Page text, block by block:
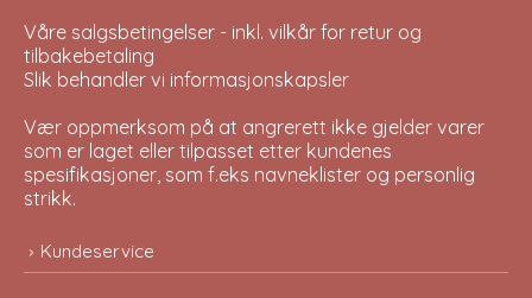
Våre salgsbetingelser - inkl. vilkår for retur og
tilbakebetaling
Slik behandler vi informasjonskapsler
Vær oppmerksom på at angrerett ikke gjelder varer
som er laget eller tilpasset etter kundenes
spesifikasjoner, som f.eks navneklister og personlig
strikk.
Kundeservice